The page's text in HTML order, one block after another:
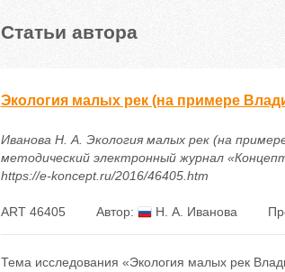
Статьи автора
Экология малых рек (на примере
Иванова Н. А. Экология малых рек (на
методический электронный журнал
https://e-koncept.ru/2016/46405.htm
ART 46405 Автор: Н. А. Иванова
Тема исследования «Экология малых рек